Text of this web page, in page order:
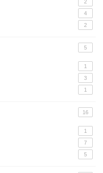
2
4
2
5
1
3
1
16
1
7
5